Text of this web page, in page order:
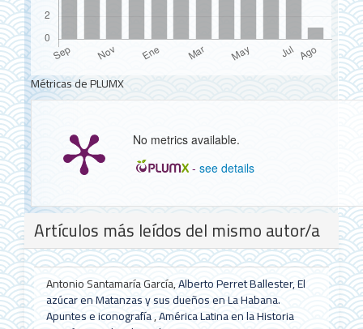
Métricas de PLUMX
No metrics available.
-see details
Detalles
del
artículo
Artículos más leídos del mismo autor/a
Antonio Santamaría García,Alberto Perret Ballester, El
azúcar en Matanzas y sus dueños en La Habana.
Apuntes e iconografía,América Latina en la Historia